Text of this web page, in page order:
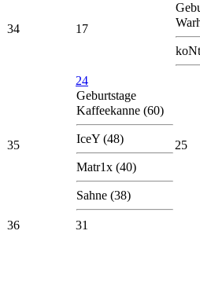
34 17
35
24
Geburtstage
Kaffeekanne (60)
IceY (48)
Matr1x (40)
Sahne (38)
25
36 31